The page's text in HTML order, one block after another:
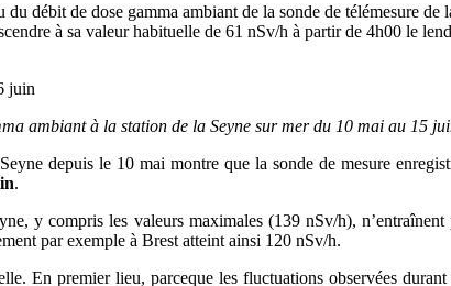
débit de dose gamma ambiant de la sonde de télémesure
à sa valeur habituelle de 61 nSv/h à partir de 4h00 le
ambiant à la station de la Seyne sur mer du 10 mai au 15
depuis le 10 mai montre que la sonde de mesure
.
y compris les valeurs maximales (139 nSv/h),
par exemple à Brest atteint ainsi 120 nSv/h.
En premier lieu, parceque les fluctuations observées